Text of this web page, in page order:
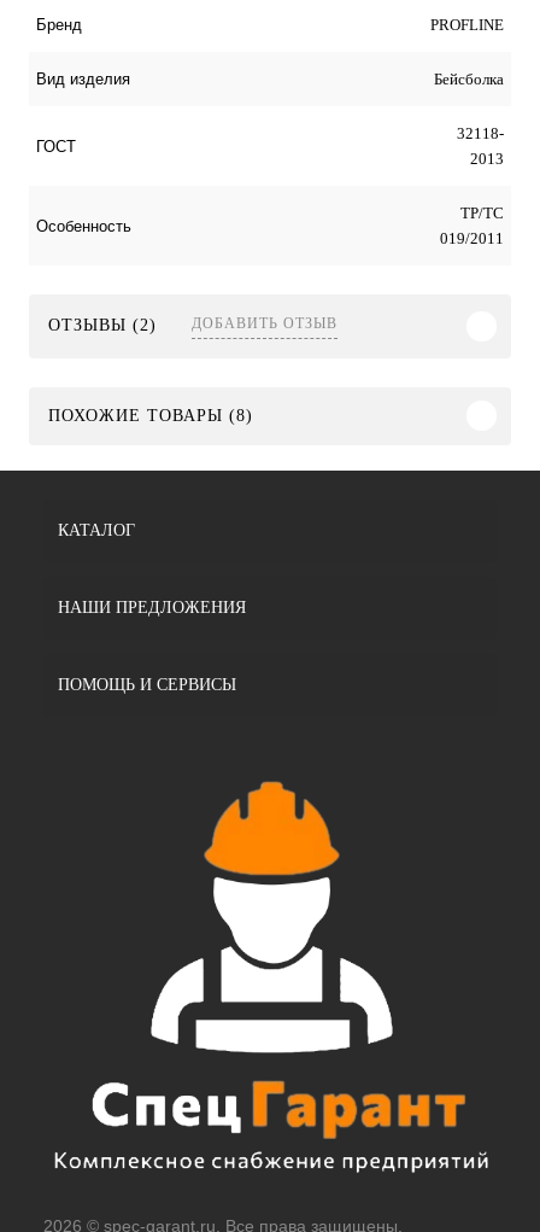
Бренд PROFLINE
Вид изделия Бейсболка
ГОСТ
32118-
2013
Особенность
ТР/ТС
019/2011
ОТЗЫВЫ (2) ДОБАВИТЬ ОТЗЫВ
ПОХОЖИЕ ТОВАРЫ (8)
КАТАЛОГ
НАШИ ПРЕДЛОЖЕНИЯ
ПОМОЩЬ И СЕРВИСЫ
2026 © spec-garant.ru. Все права защищены.